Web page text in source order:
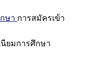
ษา การสมัครเข้า
นียมการศึกษา